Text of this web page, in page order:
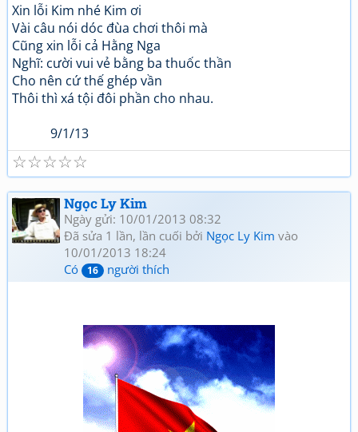
Xin lỗi Kim nhé Kim ơi
Vài câu nói dóc đùa chơi thôi mà
Cũng xin lỗi cả Hằng Nga
Nghĩ: cười vui vẻ bằng ba thuốc thần
Cho nên cứ thế ghép vần
Thôi thì xá tội đôi phần cho nhau.
9/1/13
☆
☆
☆
☆
☆
Ngọc Ly Kim
Ngày gửi: 10/01/2013 08:32
Đã sửa 1 lần, lần cuối bởi Ngọc Ly Kim vào
10/01/2013 18:24
Có
16 người thích